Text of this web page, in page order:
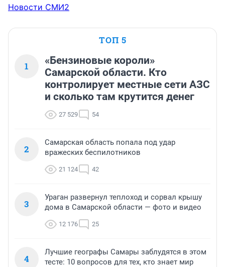
Новости СМИ2
ТОП 5
1
«Бензиновые короли»
Самарской области. Кто
контролирует местные сети АЗС
и сколько там крутится денег
27 529 54
2
Самарская область попала под удар
вражеских беспилотников
21 124 42
3
Ураган развернул теплоход и сорвал крышу
дома в Самарской области — фото и видео
12 176 25
4
Лучшие географы Самары заблудятся в этом
тесте: 10 вопросов для тех, кто знает мир